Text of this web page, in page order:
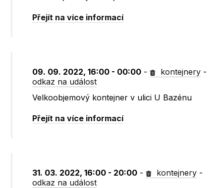
Přejít na více informací
09. 09. 2022, 16:00 - 00:00 - kontejnery -
odkaz na událost
Velkoobjemový kontejner v ulici U Bazénu
Přejít na více informací
31. 03. 2022, 16:00 - 20:00 - kontejnery -
odkaz na událost